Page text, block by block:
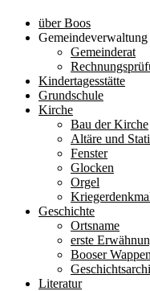
über Boos
Gemeindeverwaltung
Gemeinderat
Kindertagesstätte
Grundschule
Kirche
Bau der Kirche
Altäre und
Fenster
Glocken
Orgel
Geschichte
Ortsname
erste
Booser Wappen
Literatur